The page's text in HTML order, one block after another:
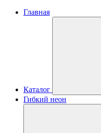
Главная
Каталог
Гибкий неон